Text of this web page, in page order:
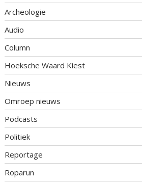
Archeologie
Audio
Column
Hoeksche Waard Kiest
Nieuws
Omroep nieuws
Podcasts
Politiek
Reportage
Roparun